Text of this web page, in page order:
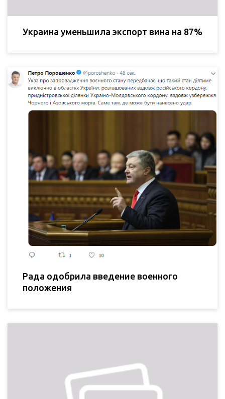
Украина уменьшила экспорт вина на 87%
Рада одобрила введение военного
положения